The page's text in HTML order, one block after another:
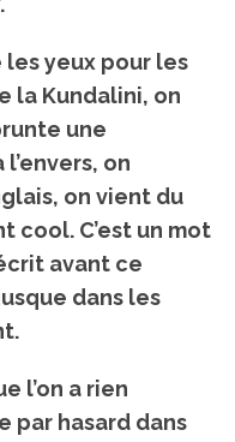
les yeux pour les
la Kundalini, on
une
on
on vient du
cool. C’est un mot
avant ce
dans les
l’on a rien
par hasard dans